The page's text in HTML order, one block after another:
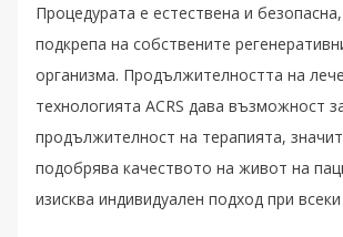
Процедурата е естествена и
подкрепа на собствените
организма. Продължителността на
технологията ACRS дава възможност
продължителност на терапията,
подобрява качеството на живот на
изисква индивидуален подход при